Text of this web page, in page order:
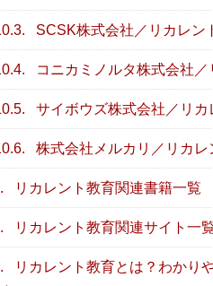
SCSK株式会社／リカレ
コニカミノルタ株式会社
サイボウズ株式会社／リ
株式会社メルカリ／リカ
リカレント教育関連書籍一覧
リカレント教育関連サイト一
リカレント教育とは？わかり